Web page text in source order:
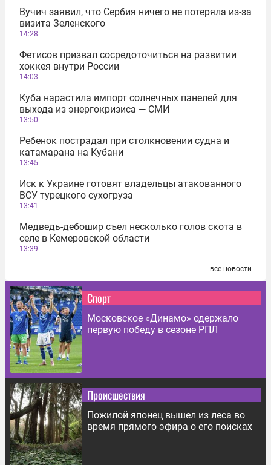
Вучич заявил, что Сербия ничего не потеряла из-за
визита Зеленского
14:28
Фетисов призвал сосредоточиться на развитии
хоккея внутри России
14:03
Куба нарастила импорт солнечных панелей для
выхода из энергокризиса — СМИ
13:50
Ребенок пострадал при столкновении судна и
катамарана на Кубани
13:45
Иск к Украине готовят владельцы атакованного
ВСУ турецкого сухогруза
13:41
Медведь-дебошир съел несколько голов скота в
селе в Кемеровской области
13:39
все новости
Спорт
Московское «Динамо» одержало
первую победу в сезоне РПЛ
Происшествия
Пожилой японец вышел из леса во
время прямого эфира о его поисках